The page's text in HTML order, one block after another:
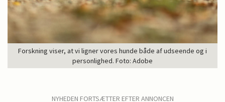
Forskning viser, at vi ligner vores hunde både af udseende og i
personlighed. Foto: Adobe
NYHEDEN FORTSÆTTER EFTER ANNONCEN